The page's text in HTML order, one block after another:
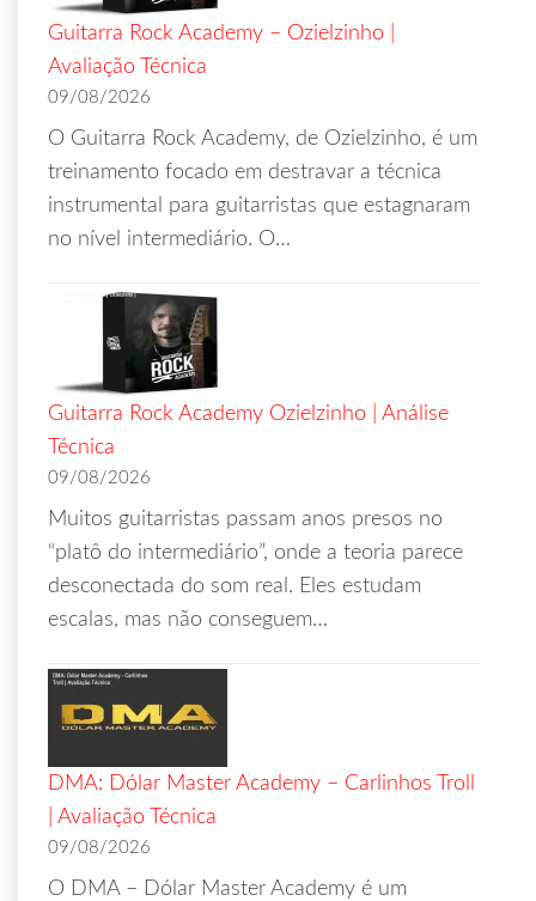
Guitarra Rock Academy – Ozielzinho |
Avaliação Técnica
09/08/2026
O Guitarra Rock Academy, de Ozielzinho, é um
treinamento focado em destravar a técnica
instrumental para guitarristas que estagnaram
no nível intermediário. O…
Guitarra Rock Academy Ozielzinho | Análise
Técnica
09/08/2026
Muitos guitarristas passam anos presos no
“platô do intermediário”, onde a teoria parece
desconectada do som real. Eles estudam
escalas, mas não conseguem…
DMA: Dólar Master Academy – Carlinhos Troll
| Avaliação Técnica
09/08/2026
O DMA – Dólar Master Academy é um